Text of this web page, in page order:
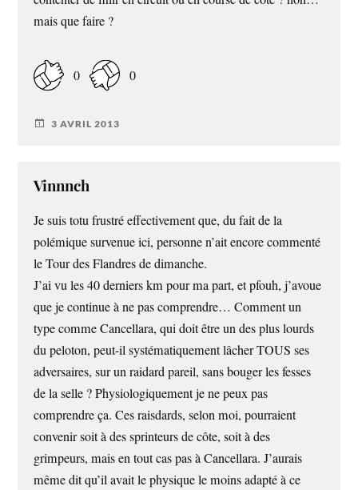
mais que faire ?
0 0
3 AVRIL 2013
Vinnnch
Je suis totu frustré effectivement que, du fait de la
polémique survenue ici, personne n’ait encore commenté
le Tour des Flandres de dimanche.
J’ai vu les 40 derniers km pour ma part, et pfouh, j’avoue
que je continue à ne pas comprendre… Comment un
type comme Cancellara, qui doit être un des plus lourds
du peloton, peut-il systématiquement lâcher TOUS ses
adversaires, sur un raidard pareil, sans bouger les fesses
de la selle ? Physiologiquement je ne peux pas
comprendre ça. Ces raisdards, selon moi, pourraient
convenir soit à des sprinteurs de côte, soit à des
grimpeurs, mais en tout cas pas à Cancellara. J’aurais
même dit qu’il avait le physique le moins adapté à ce